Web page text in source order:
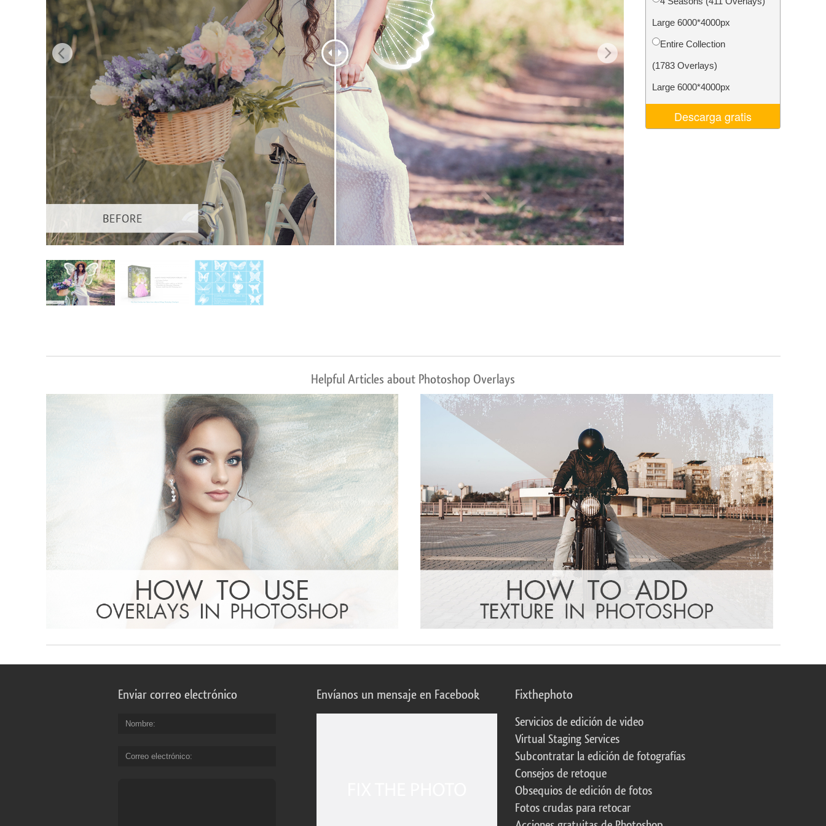
Servicios de Retoque de
Producto
Servicios de Retoque de Joyas Datos de Entrenamiento de IA Video Editing Services
Large 6000*4000px
Entire Collection
(1783 Overlays)
Large 6000*4000px
Descarga gratis
Helpful Articles about Photoshop Overlays
Enviar correo electrónico
Nombre
Correo electrónico
Envíanos un mensaje en Facebook Fixthephoto
Servicios de edición de video
Virtual Staging Services
Subcontratar la edición de fotografías
Consejos de retoque
Obsequios de edición de fotos
Fotos crudas para retocar